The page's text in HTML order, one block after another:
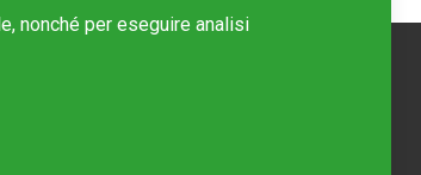
nonché per eseguire analisi